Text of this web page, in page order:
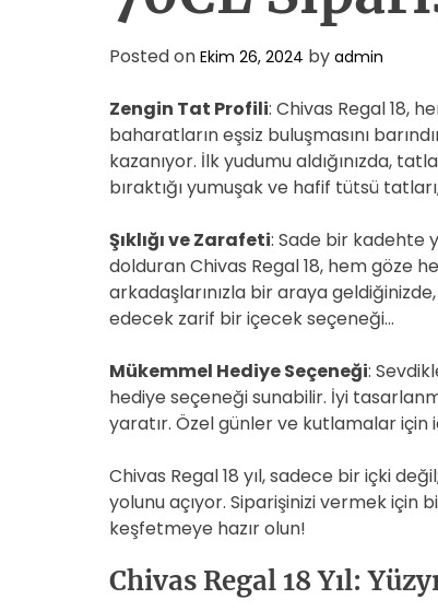
Posted on Ekim 26, 2024 by admin
Zengin Tat Profili: Chivas Regal 18,
baharatların eşsiz buluşmasını
kazanıyor. İlk yudumu aldığınızda,
bıraktığı yumuşak ve hafif tütsü
Şıklığı ve Zarafeti: Sade bir kadehte
dolduran Chivas Regal 18, hem göze
arkadaşlarınızla bir araya
edecek zarif bir içecek seçeneği…
Mükemmel Hediye Seçeneği:
hediye seçeneği sunabilir. İyi
yaratır. Özel günler ve kutlamalar
Chivas Regal 18 yıl, sadece bir içki
yolunu açıyor. Siparişinizi vermek
keşfetmeye hazır olun!
Chivas Regal 18 Yıl: